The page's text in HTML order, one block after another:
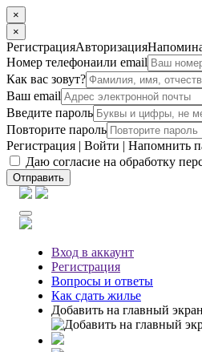
×
×
РегистрацияАвторизация
Номер телефонаили email
Как вас зовут?
Ваш email
Введите пароль
Повторите пароль
Регистрация | Войти | Напомнить
Даю согласие на обработку
Отправить
Вход в аккаунт
Регистрация
Вопросы и ответы
Как сдать жилье
Добавить на главный экран